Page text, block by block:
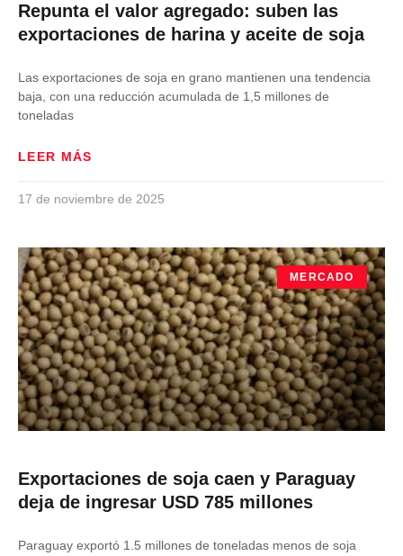
Repunta el valor agregado: suben las
exportaciones de harina y aceite de soja
Las exportaciones de soja en grano mantienen una tendencia
baja, con una reducción acumulada de 1,5 millones de
toneladas
LEER MÁS
17 de noviembre de 2025
MERCADO
Exportaciones de soja caen y Paraguay
deja de ingresar USD 785 millones
Paraguay exportó 1.5 millones de toneladas menos de soja